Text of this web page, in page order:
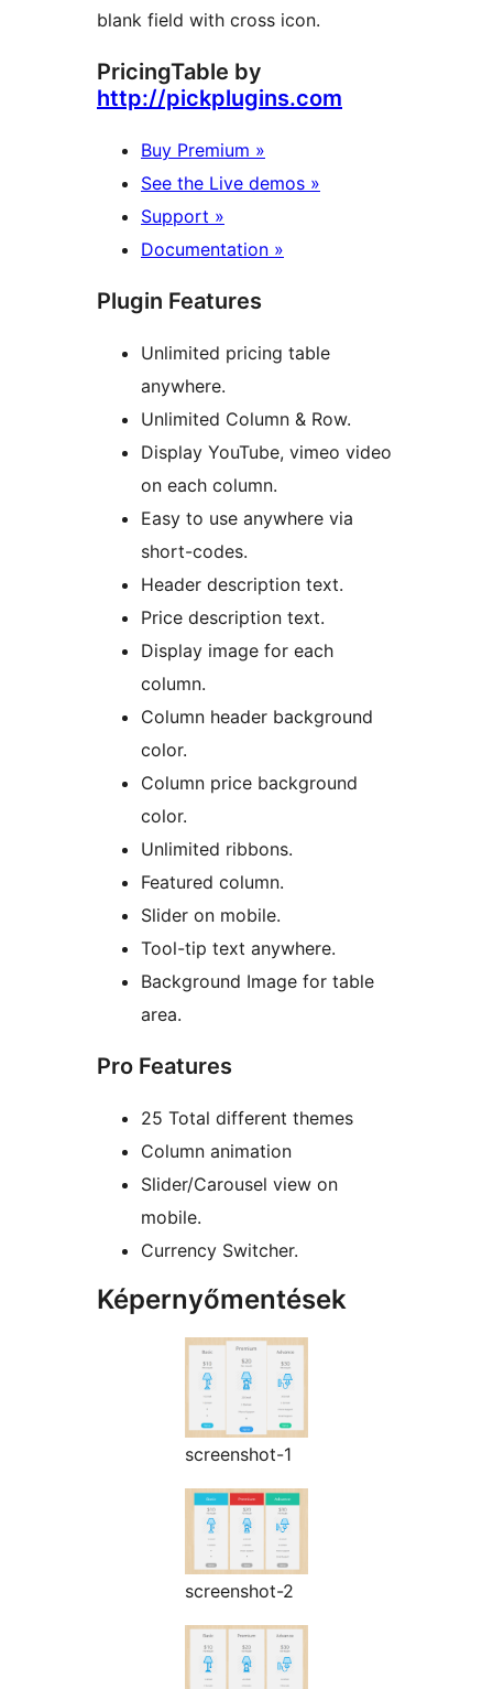
blank field with cross icon.
PricingTable by
http://pickplugins.com
Buy Premium »
See the Live demos »
Support »
Documentation »
Plugin Features
Unlimited pricing table
anywhere.
Unlimited Column & Row.
Display YouTube, vimeo video
on each column.
Easy to use anywhere via
short-codes.
Header description text.
Price description text.
Display image for each
column.
Column header background
color.
Column price background
color.
Unlimited ribbons.
Featured column.
Slider on mobile.
Tool-tip text anywhere.
Background Image for table
area.
Pro Features
25 Total different themes
Column animation
Slider/Carousel view on
mobile.
Currency Switcher.
Képernyőmentések
screenshot-1
screenshot-2